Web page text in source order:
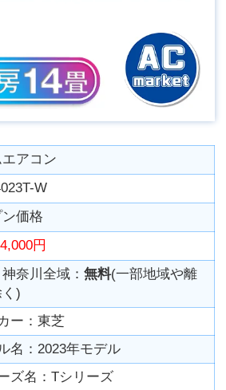
アコン
W
価格
円
奈川全域：無料(一部地域や離
)
ー：東芝
名：2023年モデル
ズ名：Tシリーズ